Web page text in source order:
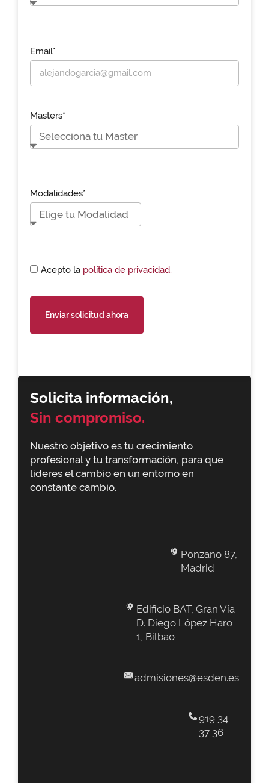
Solicita información,
Sin compromiso.
Nuestro objetivo es tu crecimiento
profesional y tu transformación, para que
lideres el cambio en un entorno en
constante cambio.
Ponzano 87,
Madrid
Edificio BAT, Gran Vía
D. Diego López Haro
1, Bilbao
admisiones@esden.es
919 34
37 36
Email*
Masters*
Modalidades*
Acepto la política de privacidad.
Enviar solicitud ahora